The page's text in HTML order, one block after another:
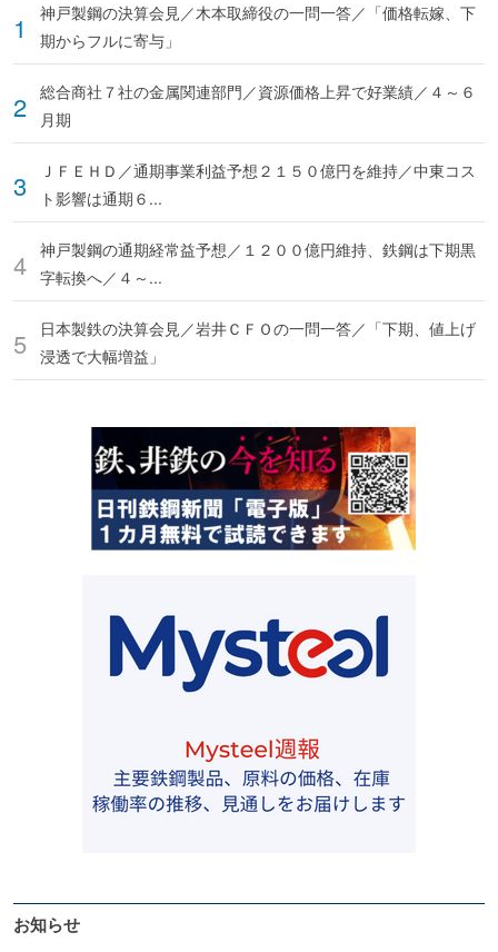
神戸製鋼の決算会見／木本取締役の一問一答／「価格転嫁、下
期からフルに寄与」
総合商社７社の金属関連部門／資源価格上昇で好業績／４～６
月期
ＪＦＥＨＤ／通期事業利益予想２１５０億円を維持／中東コス
ト影響は通期６...
神戸製鋼の通期経常益予想／１２００億円維持、鉄鋼は下期黒
字転換へ／４～...
日本製鉄の決算会見／岩井ＣＦＯの一問一答／「下期、値上げ
浸透で大幅増益」
お知らせ